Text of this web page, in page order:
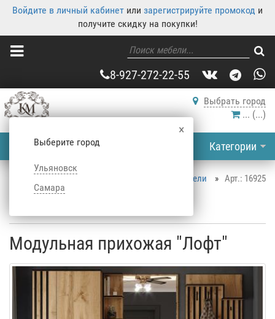
Войдите в личный кабинет или зарегистрируйте промокод и
получите скидку на покупки!
8-927-272-22-55
Выбрать город
×
Выберите город
Ульяновск
Самара
... (...)
Категории
Арт.: 16925
Каталог корпусной мебели
»
Прихожие
»
Модульная прихожая "Лофт"